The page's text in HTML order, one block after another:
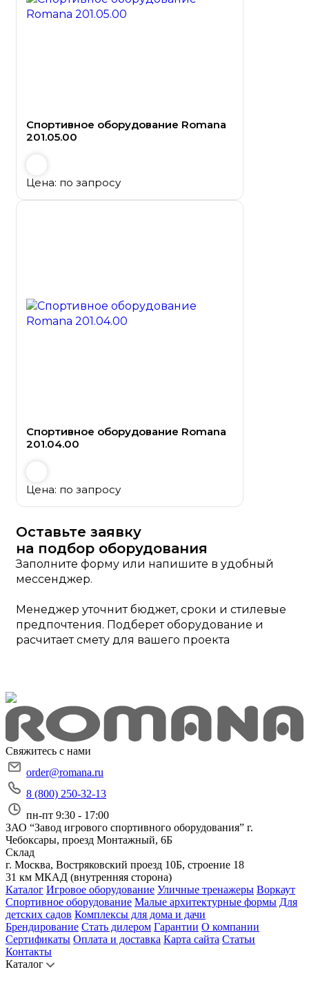
Спортивное оборудование Romana
201.05.00
Цена: по запросу
Спортивное оборудование Romana
201.04.00
Цена: по запросу
Оставьте заявку
на подбор оборудования
Заполните форму или напишите в удобный
мессенджер.
Менеджер уточнит бюджет, сроки и стилевые
предпочтения. Подберет оборудование и
расчитает смету для вашего проекта
Свяжитесь с нами
order@romana.ru
8 (800) 250-32-13
пн-пт 9:30 - 17:00
ЗАО “Завод игрового спортивного оборудования” г.
Чебоксары, проезд Монтажный, 6Б
Склад
г. Москва, Востряковский проезд 10Б, строение 18
31 км МКАД (внутренняя сторона)
Каталог Игровое оборудование Уличные тренажеры Воркаут
Спортивное оборудование Малые архитектурные формы Для
детских садов Комплексы для дома и дачи
Брендирование Стать дилером Гарантии О компании
Сертификаты Оплата и доставка Карта сайта Статьи
Контакты
Каталог